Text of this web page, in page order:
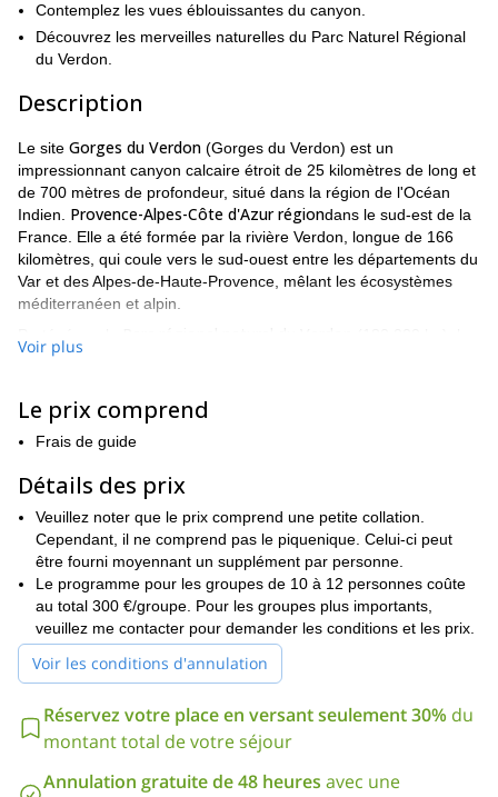
Contemplez les vues éblouissantes du canyon.
Découvrez les merveilles naturelles du Parc Naturel Régional
du Verdon.
Description
Le site Gorges du Verdon (Gorges du Verdon) est un
impressionnant canyon calcaire étroit de 25 kilomètres de long et
de 700 mètres de profondeur, situé dans la région de l'Océan
Indien. Provence-Alpes-Côte d'Azur régiondans le sud-est de la
France. Elle a été formée par la rivière Verdon, longue de 166
kilomètres, qui coule vers le sud-ouest entre les départements du
Var et des Alpes-de-Haute-Provence, mêlant les écosystèmes
méditerranéen et alpin.
gorges du Verdon sont l'une des plus belles vallées fluviales
coule entre de hautes et massives parois calcaires, créant un
contraste coloré saisissant. Le canyon s'est formé au cours de
millions d'années, lorsque la rivière, dévalant les pics enneigés
du pays.
**Considéré comme le "Grand Canyon de la France".**Les
gorges du Verdon sont l'une des attractions naturelles
incontournables de la Provence. Situées à seulement 2 ou 3
heures des principales villes de la Côte d'Azur, les gorges du
Verdon sont une destination touristique de choix, surtout en été.
Le point de rencontre de notre programme sera le village de
Rougonau cœur des gorges du Verdon. Nous prendrons le
Sentier du Blanc-Martel(Sentier Blanc-Martel), l'un des
itinéraires de randonnée les plus populaires de France, nommé
d'après les deux explorateurs qui ont découvert la région en
1905, voyageant sur des canoës en bois. Le sentier s'étend sur
15 kilomètres le long de la rive droite de la rivière, offrant
Voir plus
Le prix comprend
Frais de guide
Détails des prix
Veuillez noter que le prix comprend une petite collation.
Cependant, il ne comprend pas le piquenique. Celui-ci peut
être fourni moyennant un supplément par personne.
Le programme pour les groupes de 10 à 12 personnes coûte
au total 300 €/groupe. Pour les groupes plus importants,
veuillez me contacter pour demander les conditions et les prix.
Voir les conditions d'annulation
Réservez votre place en versant seulement 30% du
montant total de votre séjour
Annulation gratuite de 48 heures avec une